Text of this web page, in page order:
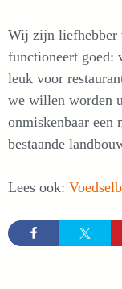
Wij zijn liefhebber
functioneert goed:
leuk voor
we willen worden
onmiskenbaar een
bestaande
Lees ook: